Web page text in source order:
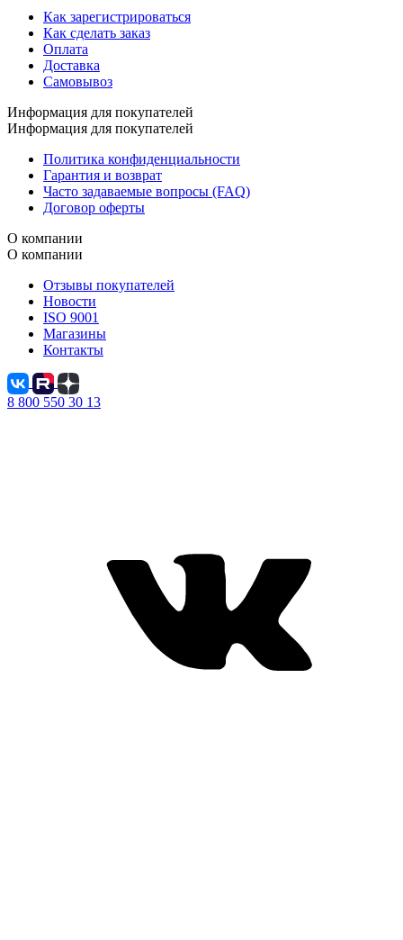
Как зарегистрироваться
Как сделать заказ
Оплата
Доставка
Самовывоз
Информация для покупателей
Информация для покупателей
Политика конфиденциальности
Гарантия и возврат
Часто задаваемые вопросы (FAQ)
Договор оферты
О компании
О компании
Отзывы покупателей
Новости
ISO 9001
Магазины
Контакты
8 800 550 30 13